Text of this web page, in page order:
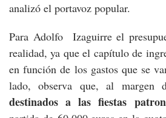
analizó el portavoz popular.
Para Adolfo Izaguirre el
realidad, ya que el capítulo de
en función de los gastos que se
lado, observa que, al margen
destinados a las fiestas